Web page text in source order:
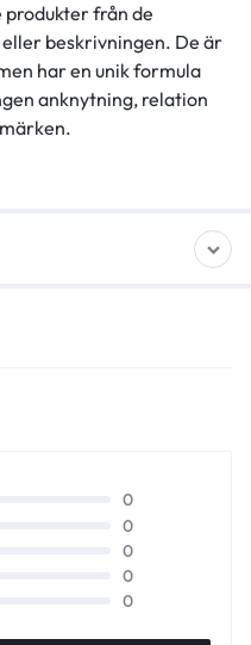
från de
beskrivningen. De är
har en unik formula
anknytning, relation
0
0
0
0
0